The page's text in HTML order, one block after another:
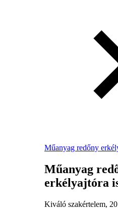
Műanyag redőny
Műanyag
erkélyajtóra
Kiváló szakértelem,